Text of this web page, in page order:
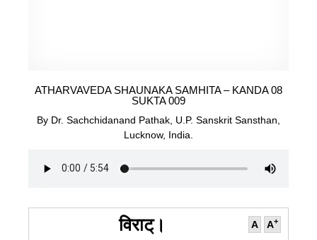
ATHARVAVEDA SHAUNAKA SAMHITA – KANDA 08
SUKTA 009
By Dr. Sachchidanand Pathak, U.P. Sanskrit Sansthan,
Lucknow, India.
A A+
विराट्।